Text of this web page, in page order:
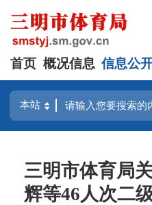
首页 概况信息 信息公
三明市体育局
辉等46人次二